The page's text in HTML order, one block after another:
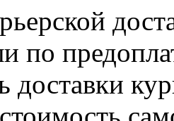
по
доставки